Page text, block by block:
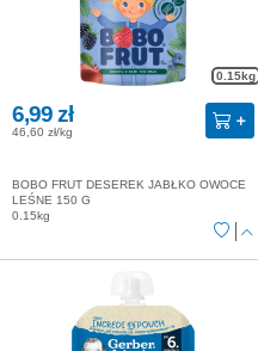
0.15kg
6,99 zł
46,60 zł/kg
BOBO FRUT DESEREK JABŁKO OWOCE
LEŚNE 150 G
0.15kg